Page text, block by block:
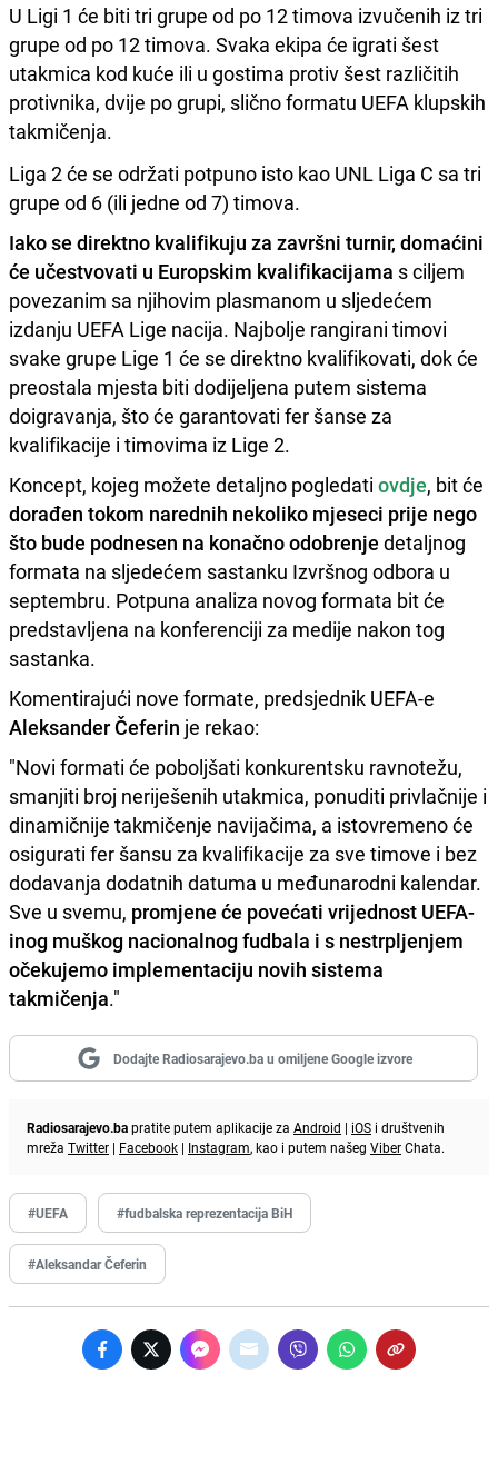
U Ligi 1 će biti tri grupe od po 12 timova izvučenih iz tri
grupe od po 12 timova. Svaka ekipa će igrati šest
utakmica kod kuće ili u gostima protiv šest različitih
protivnika, dvije po grupi, slično formatu UEFA klupskih
takmičenja.
Liga 2 će se održati potpuno isto kao UNL Liga C sa tri
grupe od 6 (ili jedne od 7) timova.
Iako se direktno kvalifikuju za završni turnir, domaćini
će učestvovati u Europskim kvalifikacijama s ciljem
povezanim sa njihovim plasmanom u sljedećem
izdanju UEFA Lige nacija. Najbolje rangirani timovi
svake grupe Lige 1 će se direktno kvalifikovati, dok će
preostala mjesta biti dodijeljena putem sistema
doigravanja, što će garantovati fer šanse za
kvalifikacije i timovima iz Lige 2.
Koncept, kojeg možete detaljno pogledati ovdje, bit će
dorađen tokom narednih nekoliko mjeseci prije nego
što bude podnesen na konačno odobrenje detaljnog
formata na sljedećem sastanku Izvršnog odbora u
septembru. Potpuna analiza novog formata bit će
predstavljena na konferenciji za medije nakon tog
sastanka.
Komentirajući nove formate, predsjednik UEFA-e
Aleksander Čeferin je rekao:
"Novi formati će poboljšati konkurentsku ravnotežu,
smanjiti broj neriješenih utakmica, ponuditi privlačnije i
dinamičnije takmičenje navijačima, a istovremeno će
osigurati fer šansu za kvalifikacije za sve timove i bez
dodavanja dodatnih datuma u međunarodni kalendar.
Sve u svemu, promjene će povećati vrijednost UEFA-
inog muškog nacionalnog fudbala i s nestrpljenjem
očekujemo implementaciju novih sistema
takmičenja."
Dodajte Radiosarajevo.ba u omiljene Google izvore
Radiosarajevo.bapratite putem aplikacije za Android | iOS i društvenih
mreža Twitter | Facebook | Instagram, kao i putem našeg ViberChata.
#UEFA #fudbalska reprezentacija BiH
#Aleksandar Čeferin